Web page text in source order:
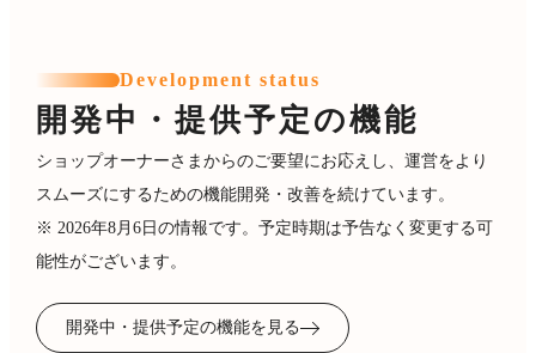
Development status
開発中・提供予定の機能
ショップオーナーさまからのご要望にお応えし、運営をより
スムーズにするための機能開発・改善を続けています。
※ 2026年8月6日の情報です。予定時期は予告なく変更する可
能性がございます。
開発中・提供予定の機能を見る